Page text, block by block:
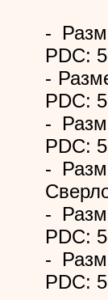
-
PDC:
-
PDC:
-
PDC:
-
-
PDC:
-
PDC: